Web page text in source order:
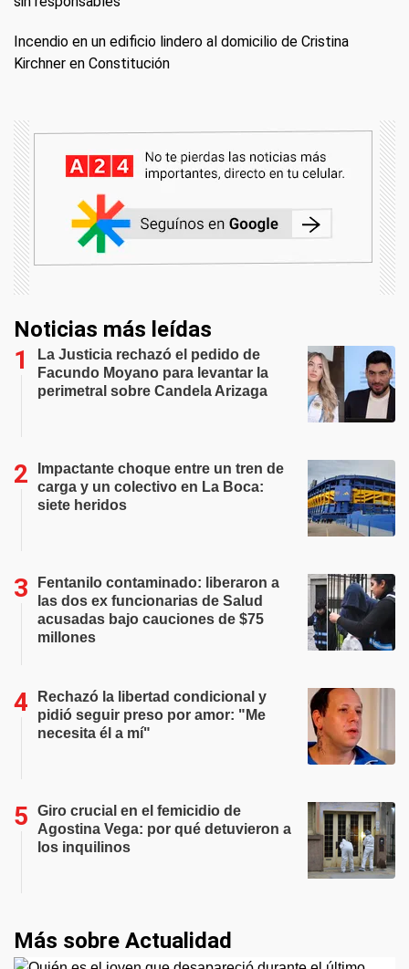
Incendio en un edificio lindero al domicilio de Cristina
Kirchner en Constitución
Noticias más leídas
La Justicia rechazó el pedido de
Facundo Moyano para levantar la
perimetral sobre Candela Arizaga
Impactante choque entre un tren de
carga y un colectivo en La Boca:
siete heridos
Fentanilo contaminado: liberaron a
las dos ex funcionarias de Salud
acusadas bajo cauciones de $75
millones
Rechazó la libertad condicional y
pidió seguir preso por amor: "Me
necesita él a mí"
Giro crucial en el femicidio de
Agostina Vega: por qué detuvieron a
los inquilinos
Más sobre Actualidad